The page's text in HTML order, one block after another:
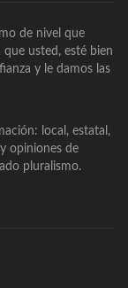
de nivel que
usted, esté bien
y le damos las
local, estatal,
opiniones de
pluralismo.